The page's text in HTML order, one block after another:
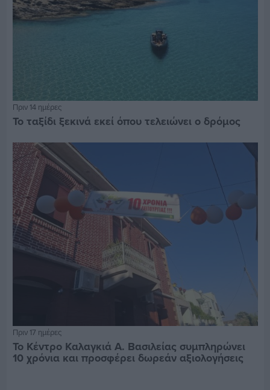
Πριν 14 ημέρες
Το ταξίδι ξεκινά εκεί όπου τελειώνει ο δρόμος
Πριν 17 ημέρες
Το Κέντρο Καλαγκιά Α. Βασιλείας συμπληρώνει
10 χρόνια και προσφέρει δωρεάν αξιολογήσεις